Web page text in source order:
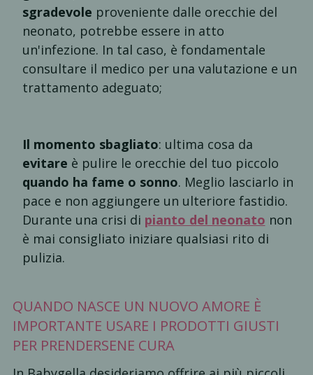
sgradevole proveniente dalle orecchie del
neonato, potrebbe essere in atto
un'infezione. In tal caso, è fondamentale
consultare il medico per una valutazione e un
trattamento adeguato;
Il momento sbagliato: ultima cosa da
evitare è pulire le orecchie del tuo piccolo
quando ha fame o sonno. Meglio lasciarlo in
pace e non aggiungere un ulteriore fastidio.
Durante una crisi di pianto del neonato non
è mai consigliato iniziare qualsiasi rito di
pulizia.
QUANDO NASCE UN NUOVO AMORE È
IMPORTANTE USARE I PRODOTTI GIUSTI
PER PRENDERSENE CURA